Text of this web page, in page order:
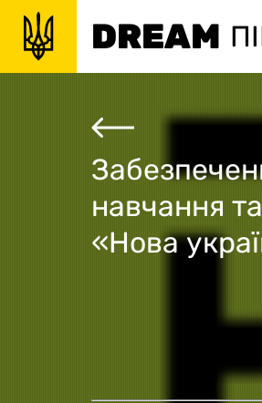
DREAM
навчання
«Нова